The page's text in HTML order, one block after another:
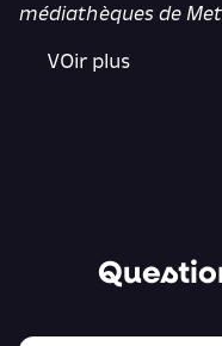
médiathèques de
VOir plus